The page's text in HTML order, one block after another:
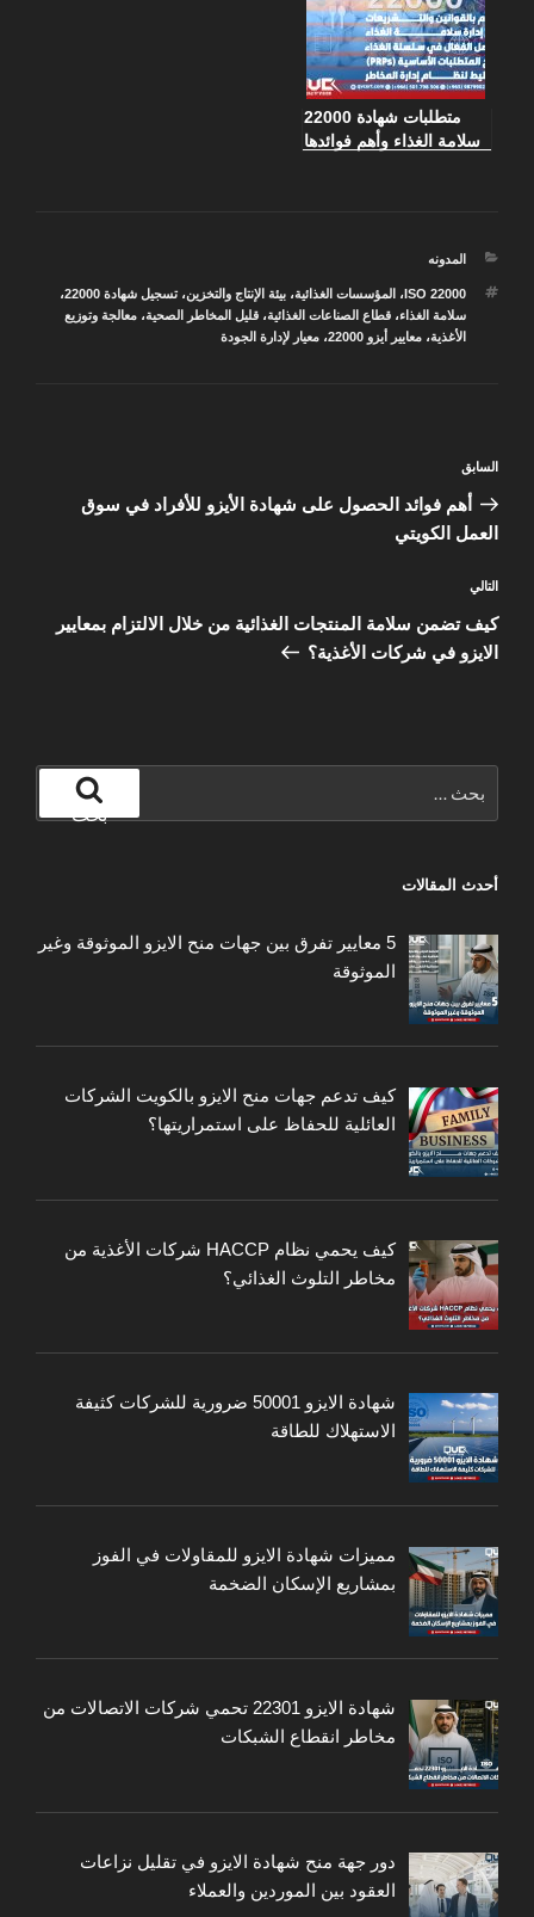
متطلبات شهادة 22000
سلامة الغذاء وأهم فوائدها
التصنيفات
المدونه
الوسوم
ISO 22000 ، المؤسسات الغذائية،بيئة الإنتاج والتخزين،تسجيل شهادة 22000
،
سلامة الغذاء،قطاع الصناعات الغذائية،قليل المخاطر الصحية،معالجة وتوزيع
الأغذية،معايير أيزو 22000 ،معيار لإدارة الجودة
المقالات
المقالة
السابقة
السابق
أهم فوائد الحصول على شهادة الأيزو للأفراد في سوق
العمل الكويتي
المقالة
التالية
التالي
كيف تضمن سلامة المنتجات الغذائية من خلال الالتزام بمعايير
الايزو في شركات الأغذية؟
عن:
بحث
أحدث المقالات
5 معايير تفرق بين جهات منح الايزو الموثوقة وغير
الموثوقة
كيف تدعم جهات منح الايزو بالكويت الشركات
العائلية للحفاظ على استمراريتها؟
كيف يحمي نظام HACCP شركات الأغذية من
مخاطر التلوث الغذائي؟
شهادة الايزو 50001 ضرورية للشركات كثيفة
الاستهلاك للطاقة
مميزات شهادة الايزو للمقاولات في الفوز
بمشاريع الإسكان الضخمة
شهادة الايزو 22301 تحمي شركات الاتصالات من
مخاطر انقطاع الشبكات
دور جهة منح شهادة الايزو في تقليل نزاعات
العقود بين الموردين والعملاء